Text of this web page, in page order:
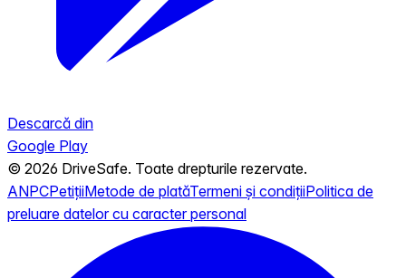
Descarcă din
Google Play
© 2026 DriveSafe. Toate drepturile rezervate.
ANPCPetițiiMetode de platăTermeni și condițiiPolitica de
preluare datelor cu caracter personal